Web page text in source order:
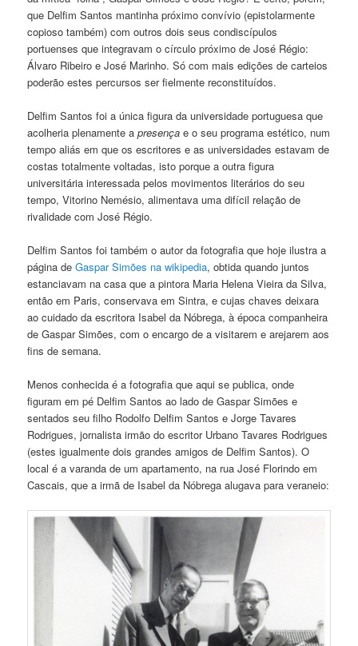
que Delfim Santos mantinha próximo convívio (epistolarmente
copioso também) com outros dois seus condiscípulos
portuenses que integravam o círculo próximo de José Régio:
Álvaro Ribeiro e José Marinho. Só com mais edições de carteios
poderão estes percursos ser fielmente reconstituídos.
Delfim Santos foi a única figura da universidade portuguesa que
acolheria plenamente apresença e o seu programa estético, num
tempo aliás em que os escritores e as universidades estavam de
costas totalmente voltadas, isto porque a outra figura
universitária interessada pelos movimentos literários do seu
tempo, Vitorino Nemésio, alimentava uma difícil relação de
rivalidade com José Régio.
Delfim Santos foi também o autor da fotografia que hoje ilustra a
página deGaspar Simões na wikipedia, obtida quando juntos
estanciavam na casa que a pintora Maria Helena Vieira da Silva,
então em Paris, conservava em Sintra, e cujas chaves deixara
ao cuidado da escritora Isabel da Nóbrega, à época companheira
de Gaspar Simões, com o encargo de a visitarem e arejarem aos
fins de semana.
Menos conhecida é a fotografia que aqui se publica, onde
figuram em pé Delfim Santos ao lado de Gaspar Simões e
sentados seu filho Rodolfo Delfim Santos e Jorge Tavares
Rodrigues, jornalista irmão do escritor Urbano Tavares Rodrigues
(estes igualmente dois grandes amigos de Delfim Santos). O
local é a varanda de um apartamento, na rua José Florindo em
Cascais, que a irmã de Isabel da Nóbrega alugava para veraneio: